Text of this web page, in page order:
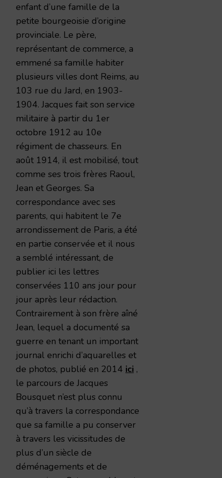
enfant d’une famille de la
petite bourgeoisie d’origine
provinciale. Le père,
représentant de commerce, a
emmené sa famille habiter
plusieurs villes dont Reims, au
103 rue du Jard, en 1903-
1904. Jacques fait son service
militaire à partir du 1er
octobre 1912 au 10e
régiment de chasseurs. En
août 1914, il est mobilisé, tout
comme ses trois frères Raoul,
Jean et Georges. Sa
correspondance avec ses
parents, qui habitent le 7e
arrondissement de Paris, a été
en partie conservée et il nous
a semblé intéressant, de
publier ici les lettres
conservées 110 ans jour pour
jour après leur rédaction.
Contrairement à son frère aîné
Jean, lequel a documenté sa
guerre en tenant un important
journal enrichi d’aquarelles et
de photos, publié en 2014 ici ,
le parcours de Jacques
Bousquet n’est plus connu
qu’à travers la correspondance
que sa famille a pu conserver
à travers les vicissitudes de
plus d’un siècle de
déménagements et de